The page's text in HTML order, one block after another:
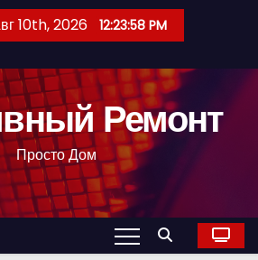
10th, 2026 12:23:59 PM
Ремонт
Просто Дом